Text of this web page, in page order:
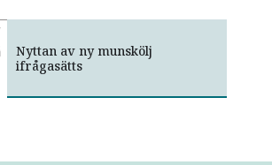
Så får tandkrämen ett ansikte
Nyttan av ny munskölj
ifrågasätts